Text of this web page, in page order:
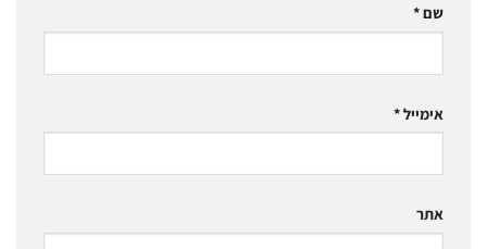
שם*
אימייל*
אתר